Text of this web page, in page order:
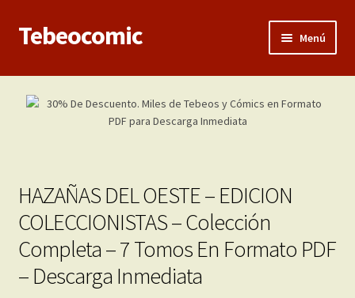
Ir
Ir
al
Tebeocomic Menú
Inicio
Adultos
Porno 3D
Inéditas
HAZAÑAS DEL OESTE – EDICION
COLECCIONISTAS – Colección
Completa – 7 Tomos En Formato PDF
– Descarga Inmediata